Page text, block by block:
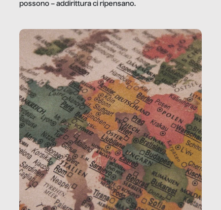
possono – addirittura ci ripensano.